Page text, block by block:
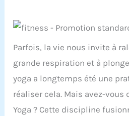
Parfois, la vie nous invite à
grande respiration et à
yoga a longtemps été une
réaliser cela. Mais avez-vous
Yoga ? Cette discipline